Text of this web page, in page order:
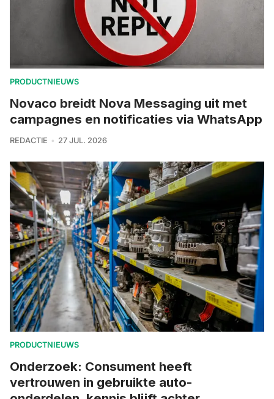
PRODUCTNIEUWS
Novaco breidt Nova Messaging uit met
campagnes en notificaties via WhatsApp
REDACTIE 27 JUL. 2026
PRODUCTNIEUWS
Onderzoek: Consument heeft
vertrouwen in gebruikte auto-